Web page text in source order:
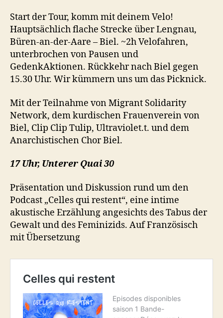
Start der Tour, komm mit deinem Velo!
Hauptsächlich flache Strecke über Lengnau,
Büren-an-der-Aare – Biel. ~2h Velofahren,
unterbrochen von Pausen und
GedenkAktionen. Rückkehr nach Biel gegen
15.30 Uhr. Wir kümmern uns um das Picknick.
Mit der Teilnahme von Migrant Solidarity
Network, dem kurdischen Frauenverein von
Biel, Clip Clip Tulip, Ultraviolet.t. und dem
Anarchistischen Chor Biel.
17 Uhr, Unterer Quai 30
Präsentation und Diskussion rund um den
Podcast „Celles qui restent“, eine intime
akustische Erzählung angesichts des Tabus der
Gewalt und des Feminizids. Auf Französisch
mit Übersetzung